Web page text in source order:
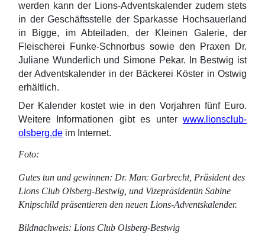
werden kann der Lions-Adventskalender zudem stets
in der Geschäftsstelle der Sparkasse Hochsauerland
in Bigge, im Abteiladen, der Kleinen Galerie, der
Fleischerei Funke-Schnorbus sowie den Praxen Dr.
Juliane Wunderlich und Simone Pekar. In Bestwig ist
der Adventskalender in der Bäckerei Köster in Ostwig
erhältlich.
Der Kalender kostet wie in den Vorjahren fünf Euro.
Weitere Informationen gibt es unter www.lionsclub-
olsberg.de im Internet.
Foto:
Gutes tun und gewinnen: Dr. Marc Garbrecht, Präsident des
Lions Club Olsberg-Bestwig, und Vizepräsidentin Sabine
Knipschild präsentieren den neuen Lions-Adventskalender.
Bildnachweis: Lions Club Olsberg-Bestwig